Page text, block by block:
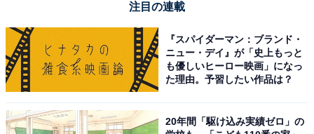
府）、「山と雪と中禅寺湖の冬にしか見られない美しい
景色を見たい」（40代女性／神奈川県）、「知人で冬の
中禅寺湖のリッツカールトンに必ず泊まりに行く人の話
を聞いて、凄いオススメされるから。冬行くのが大変だ
けど、その時期の中禅寺湖はホントに絶景だとのこと」
（40代女性／神奈川県）といった声が集まりました。
注目の連載
『スパイダーマン：ブランド・
ニュー・デイ』が「史上もっと
も優しいヒーロー映画」になっ
た理由。予習したい作品は？
20年間「駆け込み実績ゼロ」の